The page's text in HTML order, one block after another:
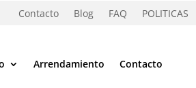
Contacto Blog FAQ POLITICAS
Arrendamiento Contacto